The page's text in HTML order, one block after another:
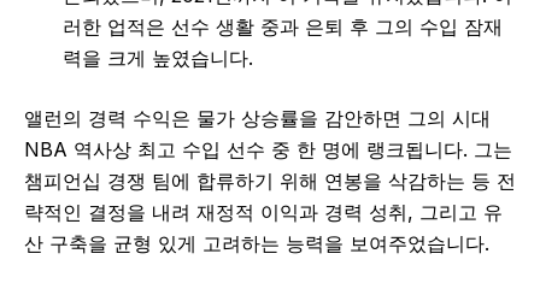
러한 업적은 선수 생활 중과 은퇴 후 그의 수입 잠재
력을 크게 높였습니다.
앨런의 경력 수익은 물가 상승률을 감안하면 그의 시대
NBA 역사상 최고 수입 선수 중 한 명에 랭크됩니다. 그는
챔피언십 경쟁 팀에 합류하기 위해 연봉을 삭감하는 등 전
략적인 결정을 내려 재정적 이익과 경력 성취, 그리고 유
산 구축을 균형 있게 고려하는 능력을 보여주었습니다.